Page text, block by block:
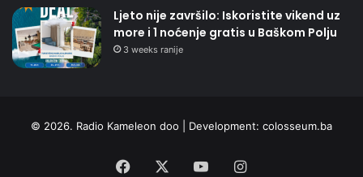
Ljeto nije završilo: Iskoristite vikend uz
more i 1 noćenje gratis u Baškom Polju
3 weeks ranije
© 2026. Radio Kameleon doo | Development: colosseum.ba
Facebook YouTubeInstagram